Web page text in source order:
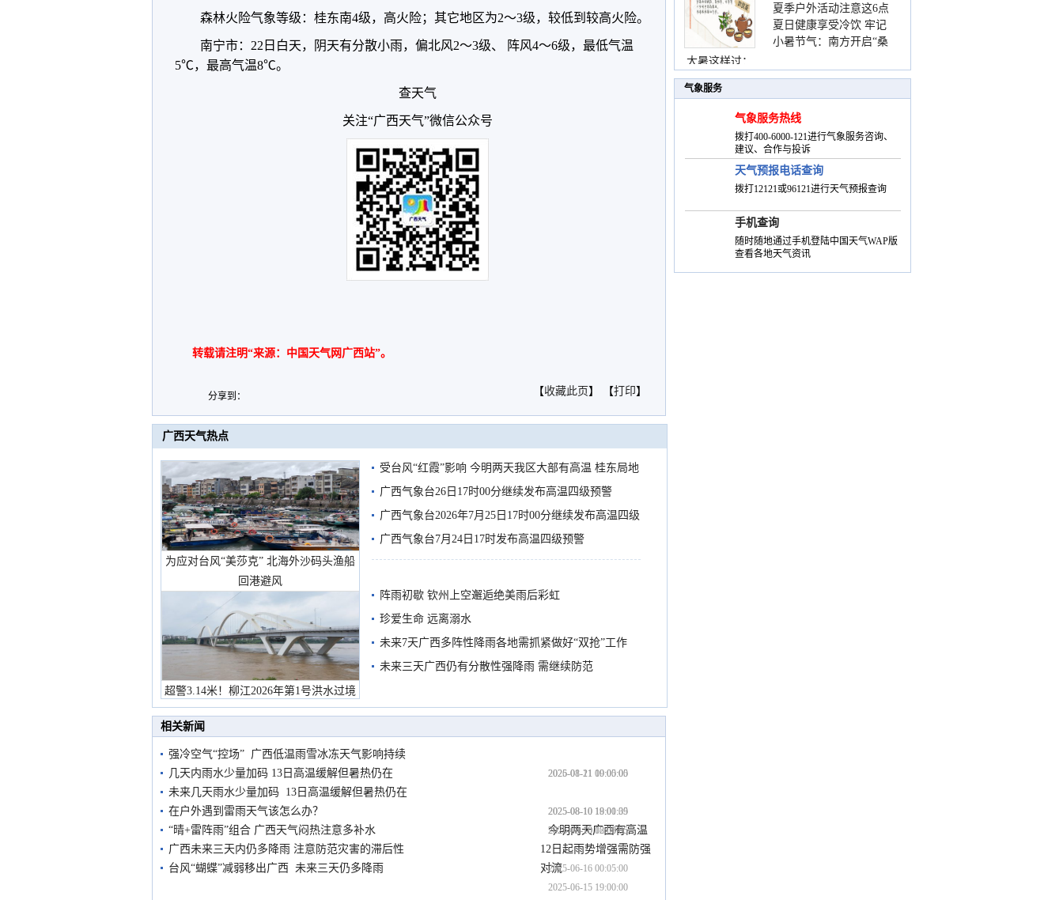
森林火险气象等级：桂东南4级，高火险；其它地区为2～3级，较低到较高火险。
南宁市：22日白天，阴天有分散小雨，偏北风2～3级、 阵风4～6级，最低气温
5℃，最高气温8℃。
查天气
关注“广西天气”微信公众号
转载请注明“来源：中国天气网广西站”。
分享到： 【收藏此页 】 【打印】
广西天气热点
为应对台风“美莎克” 北海外沙码头渔船
回港避风
超警3.14米！柳江2026年第1号洪水过境
市民在堤岸见证汛况
受台风“红霞”影响 今明两天我区大部有高温 桂东局地
有较强降雨
广西气象台26日17时00分继续发布高温四级预警
广西气象台2026年7月25日17时00分继续发布高温四级
预警
广西气象台7月24日17时发布高温四级预警
阵雨初歇 钦州上空邂逅绝美雨后彩虹
珍爱生命 远离溺水
未来7天广西多阵性降雨各地需抓紧做好“双抢”工作
未来三天广西仍有分散性强降雨 需继续防范
相关新闻
强冷空气“控场” 广西低温雨雪冰冻天气影响持续
2026-01-21 19:05:00
几天内雨水少量加码 13日高温缓解但暑热仍在 2025-08-11 00:00:05
未来几天雨水少量加码 13日高温缓解但暑热仍在
2025-08-10 19:00:05
在户外遇到雷雨天气该怎么办？ 2025-08-10 18:01:39
今明两天广西有高温
12日起雨势增强需防强
对流
2025-08-10 12:00:05
“晴+雷阵雨”组合 广西天气闷热注意多补水 2025-08-10 08:08:05
广西未来三天内仍多降雨 注意防范灾害的滞后性
2025-06-16 00:05:00
台风“蝴蝶”减弱移出广西 未来三天仍多降雨
2025-06-15 19:00:00
大暑这样过：
温小贴士
夏季户外活动注意这6点
防暑健身两不误
夏日健康享受冷饮 牢记
“两注意一控制”
小暑节气：南方开启“桑
季
气象服务
气象服务热线
拨打400-6000-121进行气象服务咨询、
建议、合作与投诉
天气预报电话查询
拨打12121或96121进行天气预报查询
手机查询
随时随地通过手机登陆中国天气WAP版
查看各地天气资讯